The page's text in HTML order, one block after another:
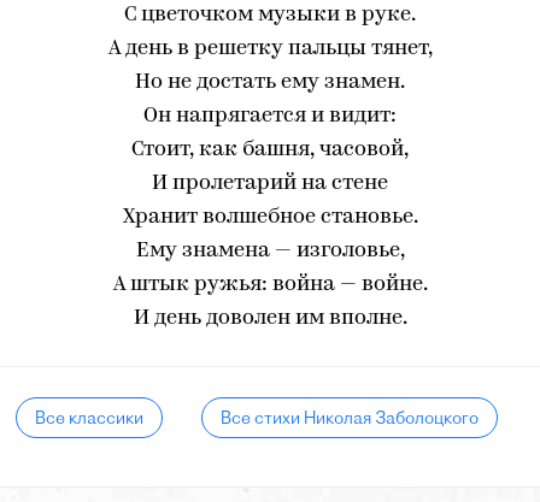
С цветочком музыки в руке.
А день в решетку пальцы тянет,
Но не достать ему знамен.
Он напрягается и видит:
Стоит, как башня, часовой,
И пролетарий на стене
Хранит волшебное становье.
Ему знамена — изголовье,
А штык ружья: война — войне.
И день доволен им вполне.
Все классики Все стихи Николая Заболоцкого